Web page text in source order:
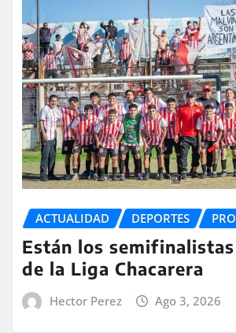
ACTUALIDAD DEPORTES
Están los
de la Liga Chacarera
Hector Perez Ago 3, 2026